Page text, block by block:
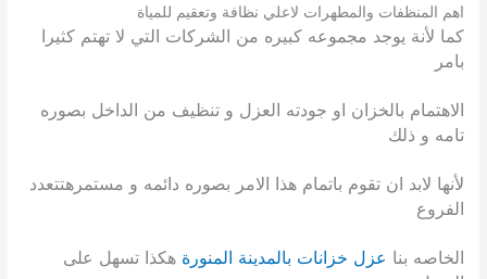
اهم المنظفات والمطهرات لاعلي نظافة وتعقيم للمياة
كما لأنة يوجد مجموعه كبيره من الشركات التي لا تهتم كثيرا
بامر
الاهتمام بالخزان او جودته العزل و تنظيف من الداخل بصوره
تامه و ذلك
لأنها لابد ان تقوم باتمام هذا الامر بصوره دائمه و مستمرهتتعدد
الفروع
الخاصه بنا عزل خزانات بالمدينة المنورة هكذا تسهل على